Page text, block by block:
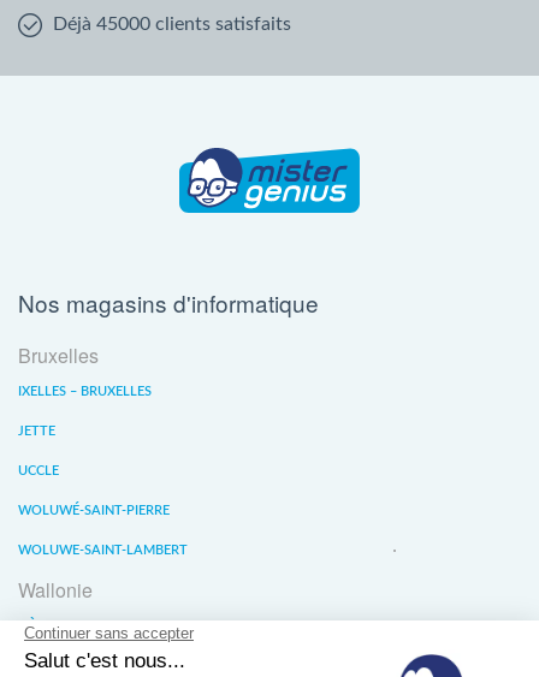
Déjà 45000 clients satisfaits
Nos magasins d'informatique
Bruxelles
IXELLES – BRUXELLES
JETTE
UCCLE
WOLUWÉ-SAINT-PIERRE
WOLUWE-SAINT-LAMBERT
Wallonie
LIÈGE
WATERLOO